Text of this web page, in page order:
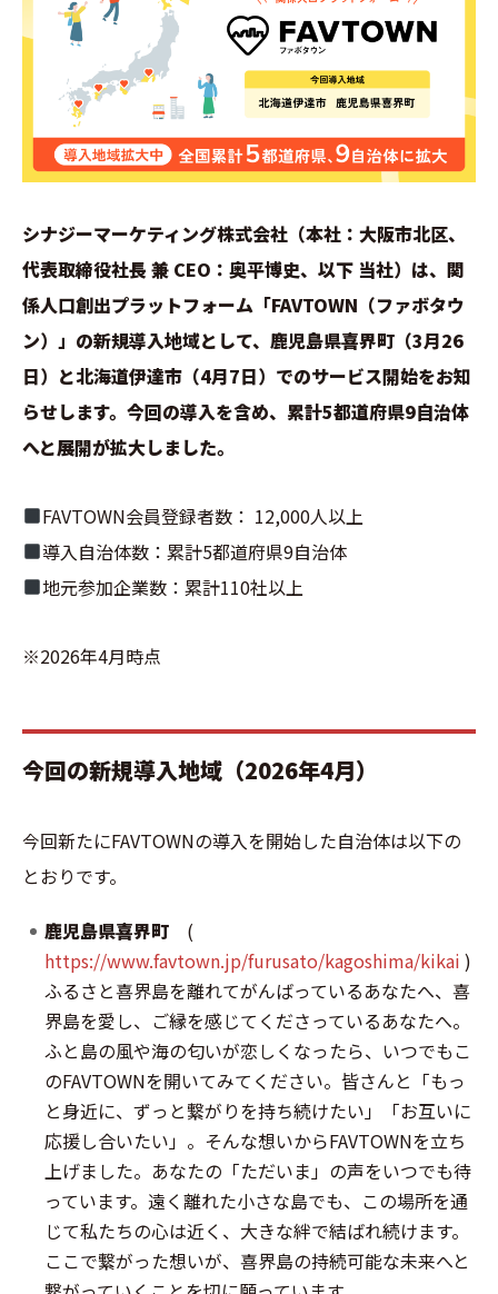
シナジーマーケティング株式会社（本社：大阪市北区、
代表取締役社長 兼 CEO：奥平博史、以下 当社）は、関
係人口創出プラットフォーム「FAVTOWN（ファボタウ
ン）」の新規導入地域として、鹿児島県喜界町（3月26
日）と北海道伊達市（4月7日）でのサービス開始をお知
らせします。今回の導入を含め、累計5都道府県9自治体
へと展開が拡大しました。
FAVTOWN会員登録者数： 12,000人以上
導入自治体数：累計5都道府県9自治体
地元参加企業数：累計110社以上
※2026年4月時点
今回の新規導入地域（2026年4月）
今回新たにFAVTOWNの導入を開始した自治体は以下の
とおりです。
鹿児島県喜界町 (
https://www.favtown.jp/furusato/kagoshima/kikai )
ふるさと喜界島を離れてがんばっているあなたへ、喜
界島を愛し、ご縁を感じてくださっているあなたへ。
ふと島の風や海の匂いが恋しくなったら、いつでもこ
のFAVTOWNを開いてみてください。皆さんと「もっ
と身近に、ずっと繋がりを持ち続けたい」「お互いに
応援し合いたい」。そんな想いからFAVTOWNを立ち
上げました。あなたの「ただいま」の声をいつでも待
っています。遠く離れた小さな島でも、この場所を通
じて私たちの心は近く、大きな絆で結ばれ続けます。
ここで繋がった想いが、喜界島の持続可能な未来へと